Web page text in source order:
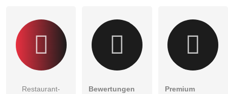
Restaurant-
Bewertungen
Premium